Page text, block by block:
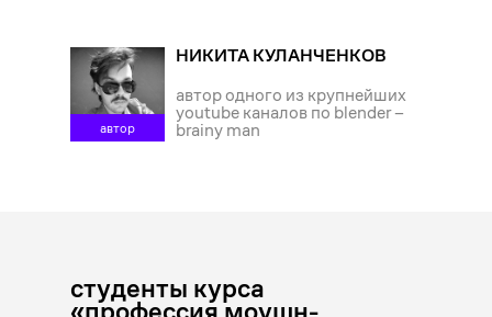
НИКИТА КУЛАНЧЕНКОВ
автор
автор одного из крупнейших
youtube каналов по blender –
brainy man
студенты курса